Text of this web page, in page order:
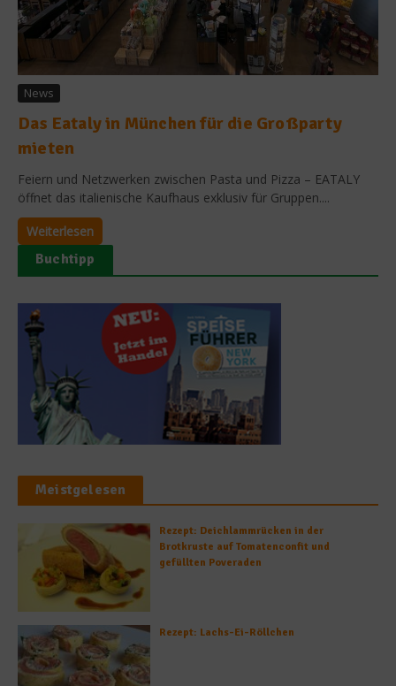
News
Das Eataly in München für die Großparty
mieten
Feiern und Netzwerken zwischen Pasta und Pizza – EATALY
öffnet das italienische Kaufhaus exklusiv für Gruppen....
Weiterlesen
Buchtipp
Meistgelesen
Rezept: Deichlammrücken in der
Brotkruste auf Tomatenconfit und
gefüllten Poveraden
Rezept: Lachs-Ei-Röllchen